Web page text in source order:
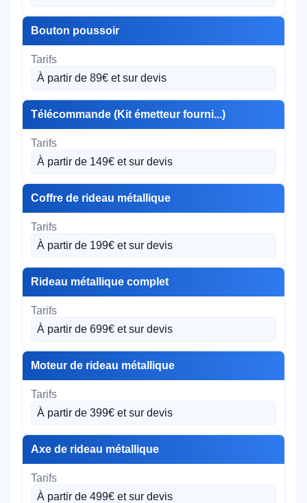
Bouton poussoir
À partir de 89€ et sur devis
Télécommande (Kit émetteur fourni...)
À partir de 149€ et sur devis
Coffre de rideau métallique
À partir de 199€ et sur devis
Rideau métallique complet
À partir de 699€ et sur devis
Moteur de rideau métallique
À partir de 399€ et sur devis
Axe de rideau métallique
À partir de 499€ et sur devis